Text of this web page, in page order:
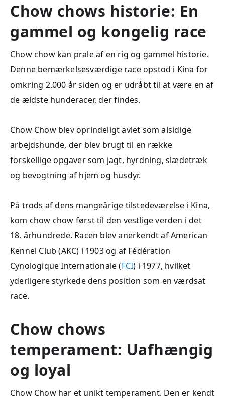
Chow chows historie: En
gammel og kongelig race
Chow chow kan prale af en rig og gammel historie.
Denne bemærkelsesværdige race opstod i Kina for
omkring 2.000 år siden og er udråbt til at være en af
de ældste hunderacer, der findes.
Chow Chow blev oprindeligt avlet som alsidige
arbejdshunde, der blev brugt til en række
forskellige opgaver som jagt, hyrdning, slædetræk
og bevogtning af hjem og husdyr.
På trods af dens mangeårige tilstedeværelse i Kina,
kom chow chow først til den vestlige verden i det
18. århundrede. Racen blev anerkendt af American
Kennel Club (AKC) i 1903 og af Fédération
Cynologique Internationale (FCI) i 1977, hvilket
yderligere styrkede dens position som en værdsat
race.
Chow chows
temperament: Uafhængig
og loyal
Chow Chow har et unikt temperament. Den er kendt